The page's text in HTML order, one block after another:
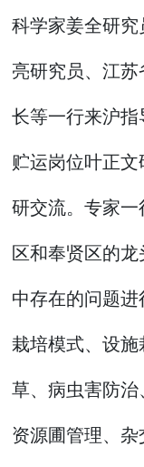
科学家姜全研
亮研究员、江
长等一行来沪
贮运岗位叶正
研交流。专家
区和奉贤区的
中存在的问题
栽培模式、设
草、病虫害防治
资源圃管理、